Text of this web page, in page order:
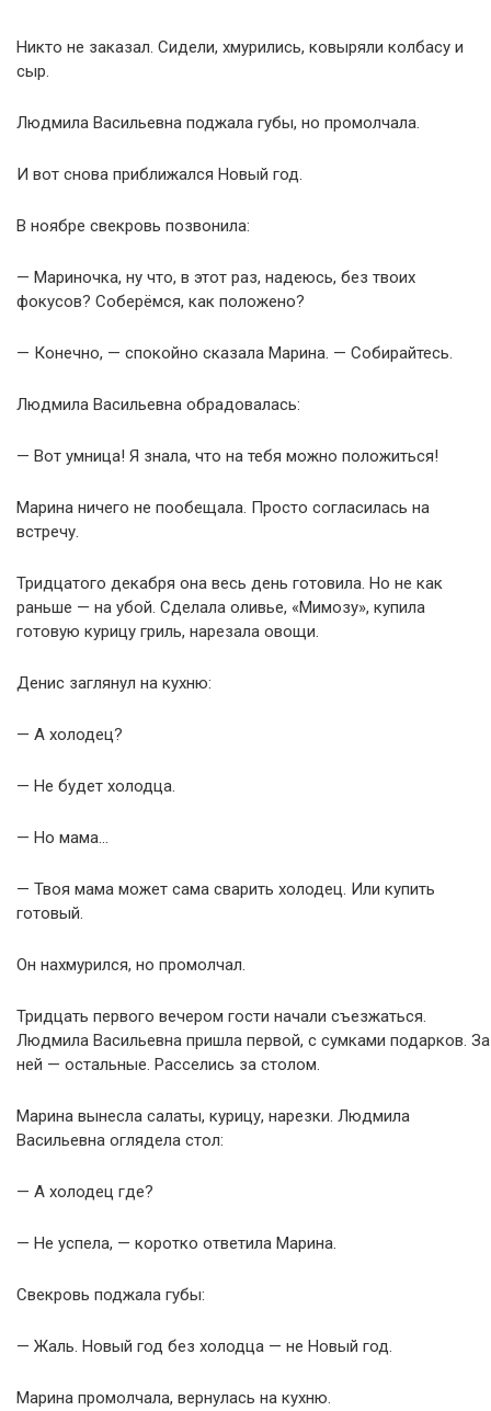
Никто не заказал. Сидели, хмурились, ковыряли колбасу и
сыр.
Людмила Васильевна поджала губы, но промолчала.
И вот снова приближался Новый год.
В ноябре свекровь позвонила:
— Мариночка, ну что, в этот раз, надеюсь, без твоих
фокусов? Соберёмся, как положено?
— Конечно, — спокойно сказала Марина. — Собирайтесь.
Людмила Васильевна обрадовалась:
— Вот умница! Я знала, что на тебя можно положиться!
Марина ничего не пообещала. Просто согласилась на
встречу.
Тридцатого декабря она весь день готовила. Но не как
раньше — на убой. Сделала оливье, «Мимозу», купила
готовую курицу гриль, нарезала овощи.
Денис заглянул на кухню:
— А холодец?
— Не будет холодца.
— Но мама…
— Твоя мама может сама сварить холодец. Или купить
готовый.
Он нахмурился, но промолчал.
Тридцать первого вечером гости начали съезжаться.
Людмила Васильевна пришла первой, с сумками подарков. За
ней — остальные. Расселись за столом.
Марина вынесла салаты, курицу, нарезки. Людмила
Васильевна оглядела стол:
— А холодец где?
— Не успела, — коротко ответила Марина.
Свекровь поджала губы:
— Жаль. Новый год без холодца — не Новый год.
Марина промолчала, вернулась на кухню.